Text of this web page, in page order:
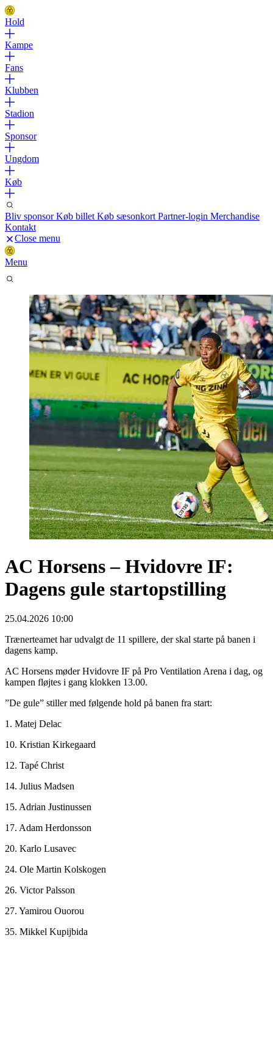
Hold
Kampe
Fans
Klubben
Stadion
Sponsor
Ungdom
Køb
Bliv sponsorKøb billet Køb sæsonkort Partner-login Merchandise
Kontakt
Close menu
Menu
AC Horsens – Hvidovre IF:
Dagens gule startopstilling
25.04.2026 10:00
Trænerteamet har udvalgt de 11 spillere, der skal starte på banen i
dagens kamp.
AC Horsens møder Hvidovre IF på Pro Ventilation Arena i dag, og
kampen fløjtes i gang klokken 13.00.
”De gule” stiller med følgende hold på banen fra start:
1. Matej Delac
10. Kristian Kirkegaard
12. Tapé Christ
14. Julius Madsen
15. Adrian Justinussen
17. Adam Herdonsson
20. Karlo Lusavec
24. Ole Martin Kolskogen
26. Victor Palsson
27. Yamirou Ouorou
35. Mikkel Kupijbida